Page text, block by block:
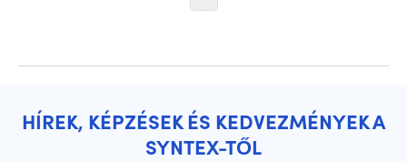
HÍREK, KÉPZÉSEK ÉS KEDVEZMÉNYEK A
SYNTEX-TŐL